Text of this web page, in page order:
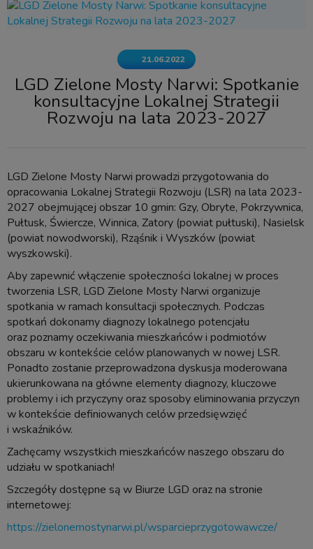
21.06.2022
LGD Zielone Mosty Narwi: Spotkanie
konsultacyjne Lokalnej Strategii
Rozwoju na lata 2023-2027
LGD Zielone Mosty Narwi prowadzi przygotowania do
opracowania Lokalnej Strategii Rozwoju (LSR) na lata 2023-
2027 obejmującej obszar 10 gmin: Gzy, Obryte, Pokrzywnica,
Pułtusk, Świercze, Winnica, Zatory (powiat pułtuski), Nasielsk
(powiat nowodworski), Rząśnik i Wyszków (powiat
wyszkowski).
Aby zapewnić włączenie społeczności lokalnej w proces
tworzenia LSR, LGD Zielone Mosty Narwi organizuje
spotkania w ramach konsultacji społecznych. Podczas
spotkań dokonamy diagnozy lokalnego potencjału
oraz poznamy oczekiwania mieszkańców i podmiotów
obszaru w kontekście celów planowanych w nowej LSR.
Ponadto zostanie przeprowadzona dyskusja moderowana
ukierunkowana na główne elementy diagnozy, kluczowe
problemy i ich przyczyny oraz sposoby eliminowania przyczyn
w kontekście definiowanych celów przedsięwzięć
i wskaźników.
Zachęcamy wszystkich mieszkańców naszego obszaru do
udziału w spotkaniach!
Szczegóły dostępne są w Biurze LGD oraz na stronie
internetowej:
https://zielonemostynarwi.pl/wsparcieprzygotowawcze/